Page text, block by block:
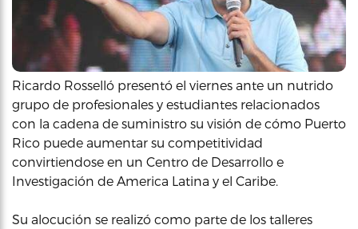
Ricardo Rosselló presentó el viernes ante un nutrido
grupo de profesionales y estudiantes relacionados
con la cadena de suministro su visión de cómo Puerto
Rico puede aumentar su competitividad
convirtiendose en un Centro de Desarrollo e
Investigación de America Latina y el Caribe.
Su alocución se realizó como parte de los talleres